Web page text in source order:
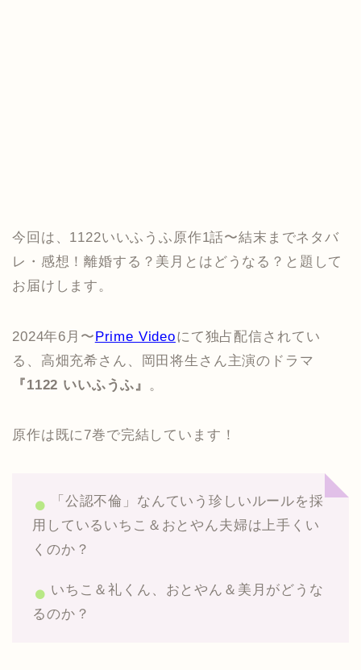
今回は、1122いいふうふ原作1話〜結末までネタバ
レ・感想！離婚する？美月とはどうなる？と題して
お届けします。
2024年6月〜 Prime Videoにて独占配信されてい
る、高畑充希さん、岡田将生さん主演のドラマ
『1122 いいふうふ』 。
原作は既に7巻で完結しています！
「公認不倫」なんていう珍しいルールを採
用しているいちこ＆おとやん夫婦は上手くい
くのか？
いちこ＆礼くん、おとやん＆美月がどうな
るのか？